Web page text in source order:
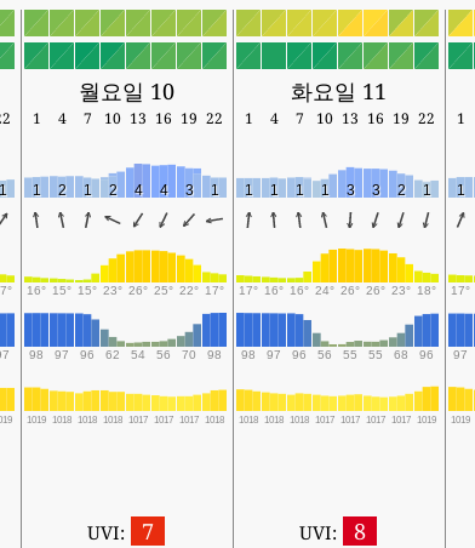
월요일 10 화요일 11
1 4 7 10 13 16 19 22 1 4 7 10 13 16 19 22 1
1 2 1 2 4 4 3 1 1 1 1 1 3 3 2 1 1
16° 15° 15° 23° 26° 25° 22° 17° 17° 16° 16° 24° 26° 26° 23° 18° 17°
98 97 96 62 54 56 70 98 98 97 96 56 55 55 68 96 97
1019 1018 1018 1018 1017 1017 1017 1018 1018 1018 1018 1017 1017 1017 1017 1019 1019
UVI: 7 UVI: 8